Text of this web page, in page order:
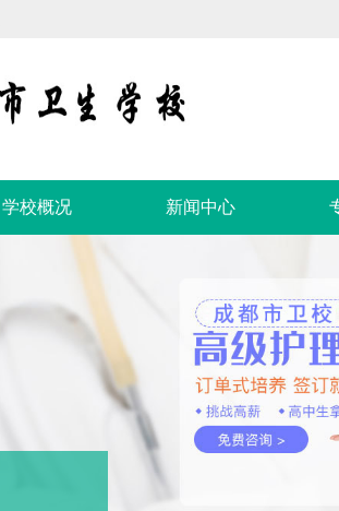
学校概况 新闻中心